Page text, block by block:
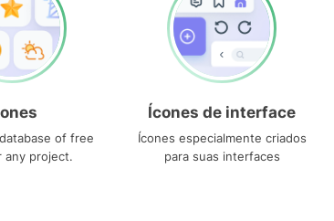
of free
any project.
Ícones de interface
Ícones especialmente criados
para suas interfaces